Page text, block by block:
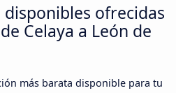
disponibles ofrecidas
Celaya a León de
más barata disponible para tu